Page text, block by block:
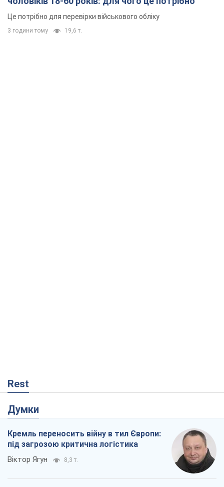
Це потрібно для перевірки військового обліку
3 години тому 19,6 т.
Rest
Думки
Кремль переносить війну в тил Європи:
під загрозою критична логістика
Віктор Ягун 8,3 т.